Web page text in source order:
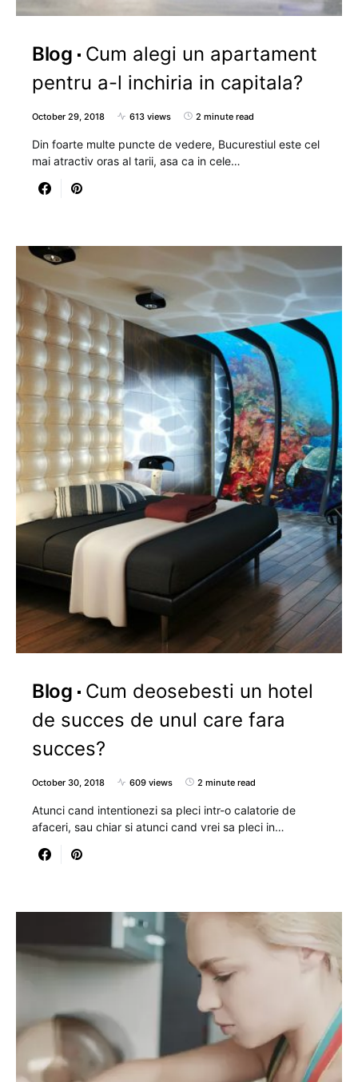
Blog
Cum alegi un apartament
pentru a-l inchiria in capitala?
October 29, 2018 613 views 2 minute read
Din foarte multe puncte de vedere, Bucurestiul este cel
mai atractiv oras al tarii, asa ca in cele…
Blog
Cum deosebesti un hotel
de succes de unul care fara
succes?
October 30, 2018 609 views 2 minute read
Atunci cand intentionezi sa pleci intr-o calatorie de
afaceri, sau chiar si atunci cand vrei sa pleci in…